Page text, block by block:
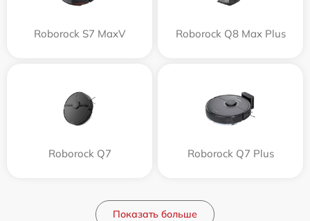
Roborock S7 MaxV Roborock Q8 Max Plus
Roborock Q7 Roborock Q7 Plus
Показать больше